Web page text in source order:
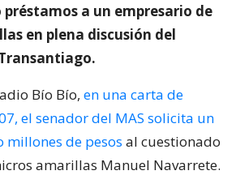
a un empresario de
en plena discusión del
Bío Bío, en una carta de
el senador del MAS solicita un
millones de pesos al cuestionado
amarillas Manuel Navarrete.